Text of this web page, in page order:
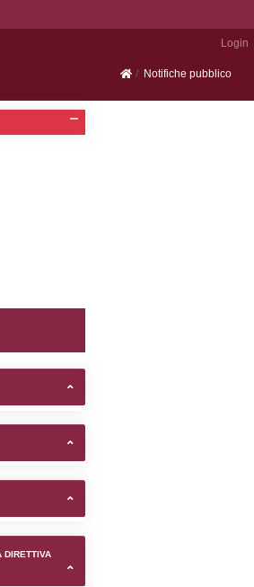
0.00019598007202148
di Susegana